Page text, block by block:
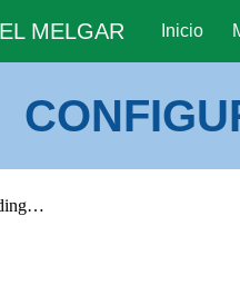
MELGAR Inicio